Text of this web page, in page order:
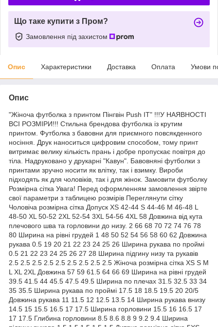
Що таке купити з Пром?
Замовлення під захистом
Опис Характеристики Доставка Оплата Умови
Опис
"Жіноча футболка з принтом Пінгвін Push IT" !!!У НАЯВНОСТІ
ВСІ РОЗМІРИ!!! Стильна брендова футболка із крутим
принтом. Футболка з бавовни для приємного повсякденного
носіння. Друк наноситься цифровим способом, тому принт
витримає велику кількість прань і добре пропускає повітря до
тіла. Надруковано у друкарні "Кавун". Бавовняні футболки з
принтами зручно носити як влітку, так і взимку. Вироби
підходять як для чоловіків, так і для жінок. Замовити футболку
Розмірна сітка Увага! Перед оформленням замовлення звірте
свої параметри з таблицею розмірів Переглянути сітку
Чоловіча розмірна сітка Допуск XS 42-44 S 44-46 M 46-48 L
48-50 XL 50-52 2XL 52-54 3XL 54-56 4XL 58 Довжина від кута
плечового шва та горловини до низу. 2 66 68 70 72 74 76 78
80 Ширина на рівні грудей 1 48 50 52 54 56 58 60 62 Довжина
рукава 0.5 19 20 21 22 23 24 25 26 Ширина рукава по проймі
0.5 21 22 23 24 25 26 27 28 Ширина підгину низу та рукавів
2.5 2.5 2.5 2.5 2.5 2.5 2.5 2.5 2.5 Жіноча розмірна сітка XS S M
L XL 2XL Довжина 57 59 61.5 64 66 69 Ширина на рівні грудей
39.5 41.5 44 45.5 47.5 49.5 Ширина по плечах 31.5 32.5 33 34
35 35.5 Ширина рукава по проймі 17.5 18 18.5 19.5 20 20/5
Довжина рукава 11 11.5 12 12.5 13.5 14 Ширина рукава внизу
14.5 15 15.5 16.5 17 17.5 Ширина горловини 15.5 16 16.5 17
17 17.5 Глибина горловини 8.5 8.6 8.8 9 9.2 9.4 Ширина